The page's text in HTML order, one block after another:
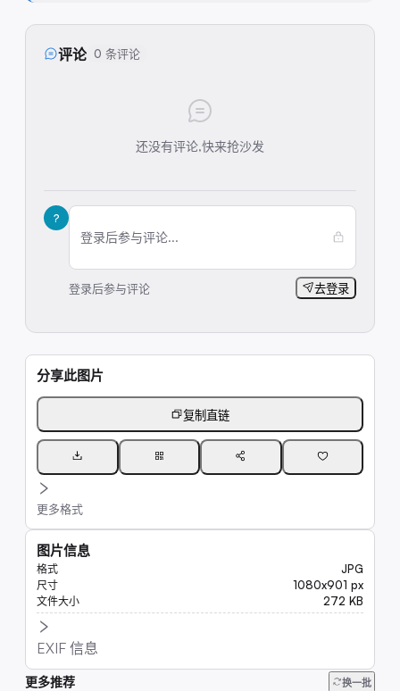
评论 0 条评论
还没有评论,快来抢沙发
?
登录后参与评论...
登录后参与评论 去登录
分享此图片
复制直链
更多格式
图片信息
格式 JPG
尺寸 1080x901 px
文件大小 272 KB
EXIF 信息
更多推荐 换一批
8.8K